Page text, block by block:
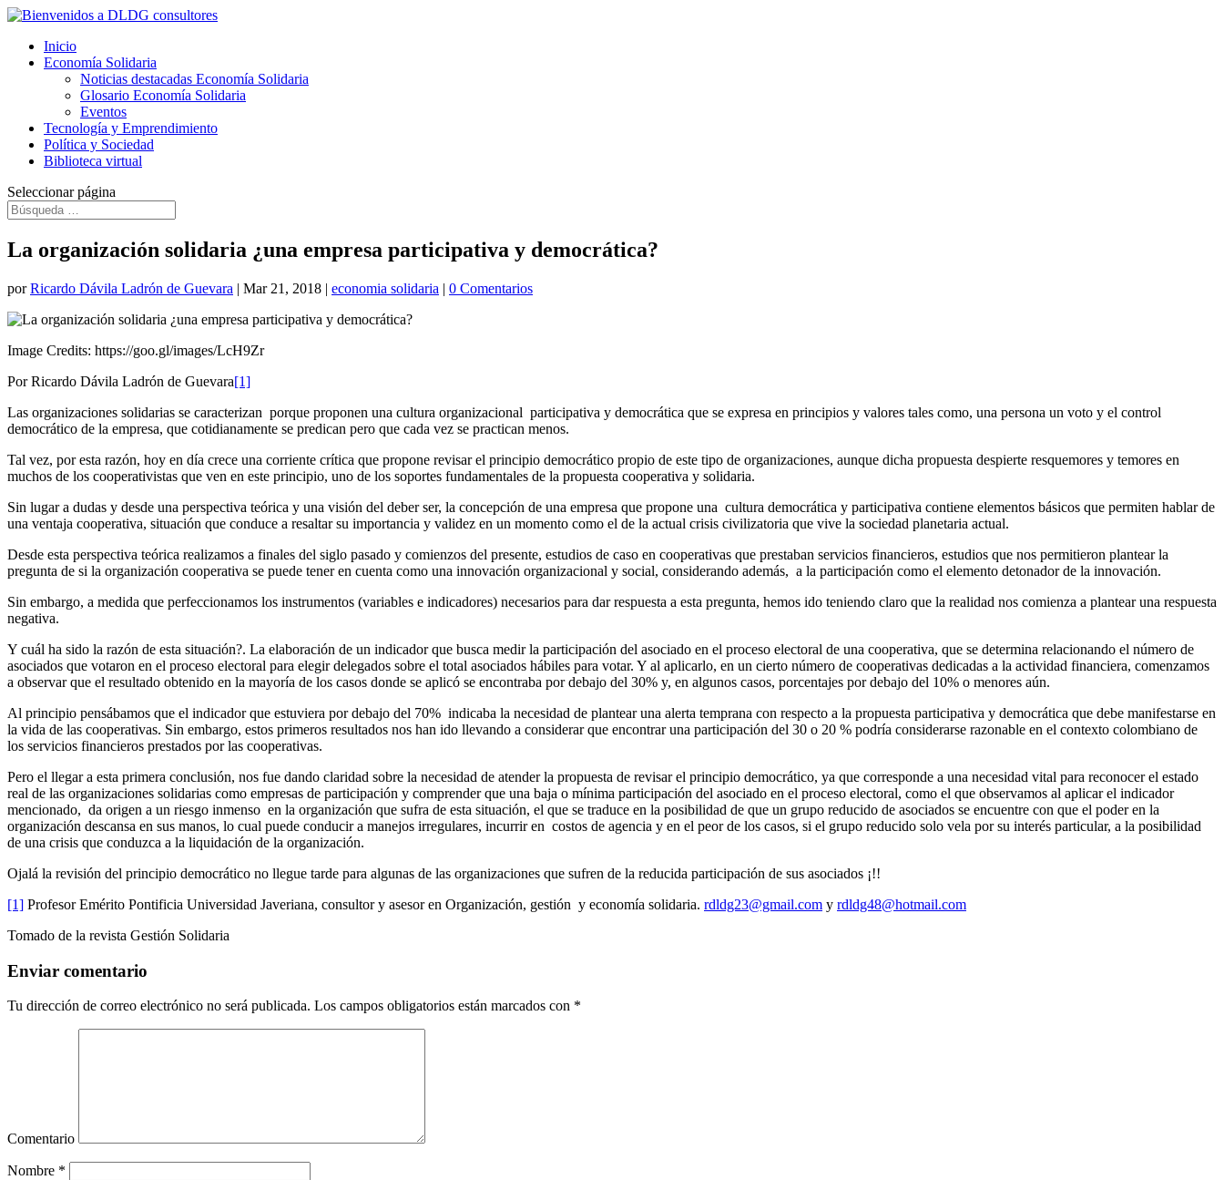
Inicio
Economía Solidaria
Noticias destacadas Economía Solidaria
Glosario Economía Solidaria
Eventos
Tecnología y Emprendimiento
Política y Sociedad
Biblioteca virtual
Seleccionar página
La organización solidaria ¿una empresa participativa y democrática?
porRicardo Dávila Ladrón de Guevara | Mar 21, 2018 | economia solidaria | 0 Comentarios
Image Credits: https://goo.gl/images/LcH9Zr
Por Ricardo Dávila Ladrón de Guevara[1]
Las organizaciones solidarias se caracterizan porque proponen una cultura organizacional participativa y democrática que se expresa en principios y valores tales como, una persona un voto y el control
democrático de la empresa, que cotidianamente se predican pero que cada vez se practican menos.
Tal vez, por esta razón, hoy en día crece una corriente crítica que propone revisar el principio democrático propio de este tipo de organizaciones, aunque dicha propuesta despierte resquemores y temores en
muchos de los cooperativistas que ven en este principio, uno de los soportes fundamentales de la propuesta cooperativa y solidaria.
Sin lugar a dudas y desde una perspectiva teórica y una visión del deber ser, la concepción de una empresa que propone una cultura democrática y participativa contiene elementos básicos que permiten hablar de
una ventaja cooperativa, situación que conduce a resaltar su importancia y validez en un momento como el de la actual crisis civilizatoria que vive la sociedad planetaria actual.
Desde esta perspectiva teórica realizamos a finales del siglo pasado y comienzos del presente, estudios de caso en cooperativas que prestaban servicios financieros, estudios que nos permitieron plantear la
pregunta de si la organización cooperativa se puede tener en cuenta como una innovación organizacional y social, considerando además, a la participación como el elemento detonador de la innovación.
Sin embargo, a medida que perfeccionamos los instrumentos (variables e indicadores) necesarios para dar respuesta a esta pregunta, hemos ido teniendo claro que la realidad nos comienza a plantear una respuesta
negativa.
Y cuál ha sido la razón de esta situación?. La elaboración de un indicador que busca medir la participación del asociado en el proceso electoral de una cooperativa, que se determina relacionando el número de
asociados que votaron en el proceso electoral para elegir delegados sobre el total asociados hábiles para votar. Y al aplicarlo, en un cierto número de cooperativas dedicadas a la actividad financiera, comenzamos
a observar que el resultado obtenido en la mayoría de los casos donde se aplicó se encontraba por debajo del 30% y, en algunos casos, porcentajes por debajo del 10% o menores aún.
Al principio pensábamos que el indicador que estuviera por debajo del 70% indicaba la necesidad de plantear una alerta temprana con respecto a la propuesta participativa y democrática que debe manifestarse en
la vida de las cooperativas. Sin embargo, estos primeros resultados nos han ido llevando a considerar que encontrar una participación del 30 o 20 % podría considerarse razonable en el contexto colombiano de
los servicios financieros prestados por las cooperativas.
Pero el llegar a esta primera conclusión, nos fue dando claridad sobre la necesidad de atender la propuesta de revisar el principio democrático, ya que corresponde a una necesidad vital para reconocer el estado
real de las organizaciones solidarias como empresas de participación y comprender que una baja o mínima participación del asociado en el proceso electoral, como el que observamos al aplicar el indicador
mencionado, da origen a un riesgo inmenso en la organización que sufra de esta situación, el que se traduce en la posibilidad de que un grupo reducido de asociados se encuentre con que el poder en la
organización descansa en sus manos, lo cual puede conducir a manejos irregulares, incurrir en costos de agencia y en el peor de los casos, si el grupo reducido solo vela por su interés particular, a la posibilidad
de una crisis que conduzca a la liquidación de la organización.
Ojalá la revisión del principio democrático no llegue tarde para algunas de las organizaciones que sufren de la reducida participación de sus asociados ¡!!
[1] Profesor Emérito Pontificia Universidad Javeriana, consultor y asesor en Organización, gestión y economía solidaria. rdldg23@gmail.com y rdldg48@hotmail.com
Tomado de la revista Gestión Solidaria
Enviar comentario
Tu dirección de correo electrónico no será publicada. Los campos obligatorios están marcados con *
Comentario
Nombre *